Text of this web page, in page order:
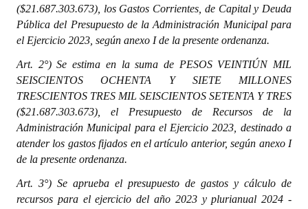
($21.687.303.673), los Gastos Corrientes, de Capital y Deuda
Pública del Presupuesto de la Administración Municipal para
el Ejercicio 2023, según anexo I de la presente ordenanza.
Art. 2°) Se estima en la suma de PESOS VEINTIÚN MIL
SEISCIENTOS OCHENTA Y SIETE MILLONES
TRESCIENTOS TRES MIL SEISCIENTOS SETENTA Y TRES
($21.687.303.673), el Presupuesto de Recursos de la
Administración Municipal para el Ejercicio 2023, destinado a
atender los gastos fijados en el artículo anterior, según anexo I
de la presente ordenanza.
Art. 3°) Se aprueba el presupuesto de gastos y cálculo de
recursos para el ejercicio del año 2023 y plurianual 2024 -